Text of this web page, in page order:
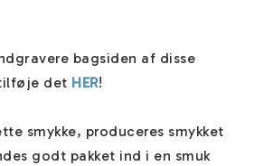
bagsiden af disse
det HER!
smykke, produceres smykket
godt pakket ind i en smuk